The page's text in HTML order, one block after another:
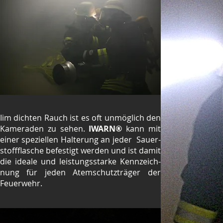
Iim dichten Rauch ist es oft unmöglich den
Kameraden zu sehen. IWARN® kann mit
einer speziellen Halterung an jeder Sauer-
stoffflasche befestigt werden und ist damit
die ideale und leistungsstarke Kennzeich-
nung für jeden Atemschutzträger der
Feuerwehr.